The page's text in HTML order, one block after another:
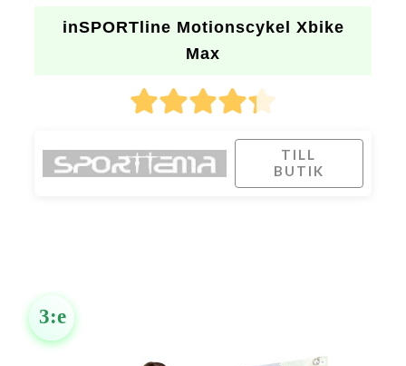
inSPORTline Motionscykel Xbike
Max
TILL
BUTIK
3:e